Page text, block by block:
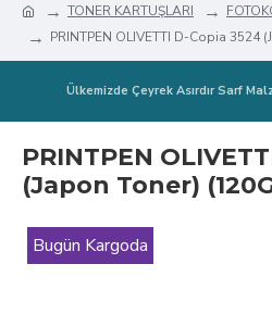
TONER KARTUŞLARI
PRINTPEN OLIVETTI D-Copia 3524
Ülkemizde Çeyrek Asırdır Sarf
PRINTPEN
(Japon Toner)
Bugün Kargoda